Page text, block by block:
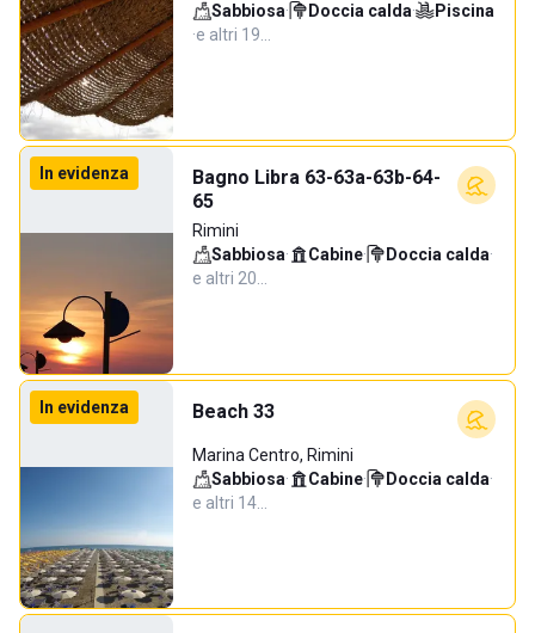
Sabbiosa· Doccia calda·
Piscina
·e altri 19…
In evidenza
Bagno Libra 63-63a-63b-64-
65
Rimini
Sabbiosa· Cabine· Doccia calda·
e altri 20…
In evidenza Beach 33
Marina Centro, Rimini
Sabbiosa· Cabine· Doccia calda·
e altri 14…